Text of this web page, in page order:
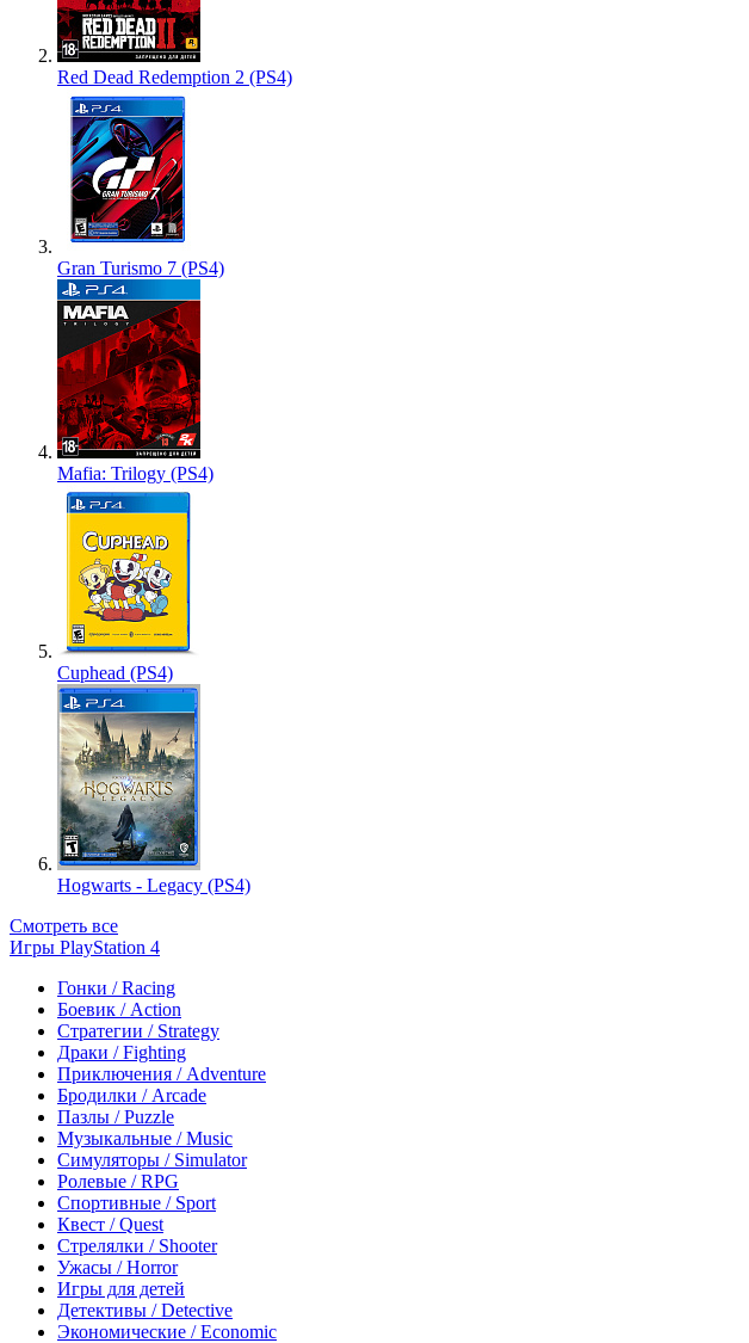
Red Dead Redemption 2 (PS4)
Gran Turismo 7 (PS4)
Mafia: Trilogy (PS4)
Cuphead (PS4)
Hogwarts - Legacy (PS4)
Смотреть все
Игры PlayStation 4
Гонки / Racing
Боевик / Action
Стратегии / Strategy
Драки / Fighting
Приключения / Adventure
Бродилки / Arcade
Пазлы / Puzzle
Музыкальные / Music
Симуляторы / Simulator
Ролевые / RPG
Спортивные / Sport
Квест / Quest
Стрелялки / Shooter
Ужасы / Horror
Игры для детей
Детективы / Detective
Экономические / Economic